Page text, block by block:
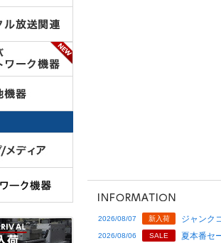
2026/08/07 新入荷 ジャンク
2026/08/06 SALE 夏本番セ